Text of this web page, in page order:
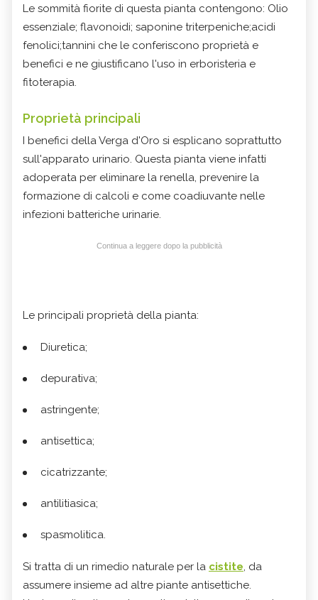
Le sommità fiorite di questa pianta contengono: Olio
essenziale; flavonoidi; saponine triterpeniche;acidi
fenolici;tannini che le conferiscono proprietà e
benefici e ne giustificano l'uso in erboristeria e
fitoterapia.
Proprietà principali
I benefici della Verga d'Oro si esplicano soprattutto
sull'apparato urinario. Questa pianta viene infatti
adoperata per eliminare la renella, prevenire la
formazione di calcoli e come coadiuvante nelle
infezioni batteriche urinarie.
Continua a leggere dopo la pubblicità
Le principali proprietà della pianta:
Diuretica;
depurativa;
astringente;
antisettica;
cicatrizzante;
antilitiasica;
spasmolitica.
Si tratta di un rimedio naturale per la cistite, da
assumere insieme ad altre piante antisettiche.